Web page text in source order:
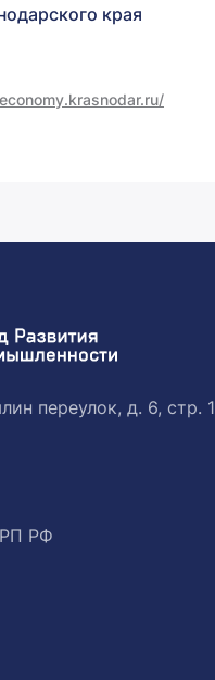
края
переулок, д. 6, стр. 1
РФ